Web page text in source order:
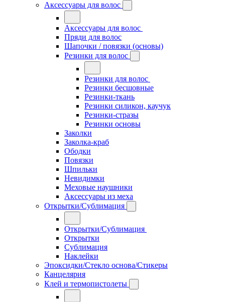
Аксессуары для волос
Аксессуары для волос
Пряди для волос
Шапочки / повязки (основы)
Резинки для волос
Резинки для волос
Резинки бесшовные
Резинки-ткань
Резинки силикон, каучук
Резинки-стразы
Резинки основы
Заколки
Заколка-краб
Ободки
Повязки
Шпильки
Невидимки
Меховые наушники
Аксессуары из меха
Открытки/Сублимация
Открытки/Сублимация
Открытки
Сублимация
Наклейки
Эпоксидки/Стекло основа/Стикеры
Канцелярия
Клей и термопистолеты